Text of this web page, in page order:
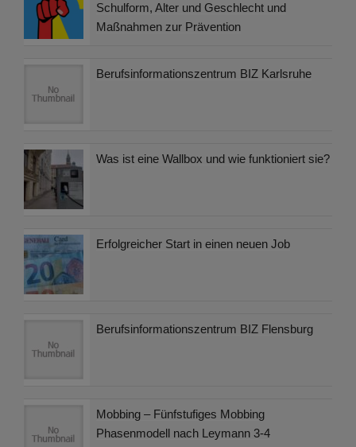
Schulform, Alter und Geschlecht und
Maßnahmen zur Prävention
Berufsinformationszentrum BIZ Karlsruhe
Was ist eine Wallbox und wie funktioniert sie?
Erfolgreicher Start in einen neuen Job
Berufsinformationszentrum BIZ Flensburg
Mobbing – Fünfstufiges Mobbing
Phasenmodell nach Leymann 3-4